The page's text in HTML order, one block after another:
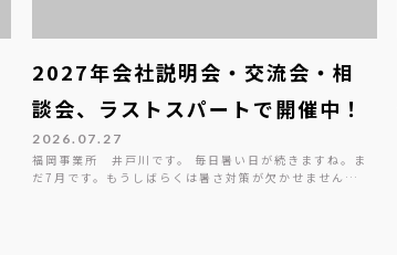
2027年会社説明会・交流会・相
談会、ラストスパートで開催中！
2026.07.27
福岡事業所 井戸川です。 毎日暑い日が続きますね。ま
だ7月です。もうしばらくは暑さ対策が欠かせません…